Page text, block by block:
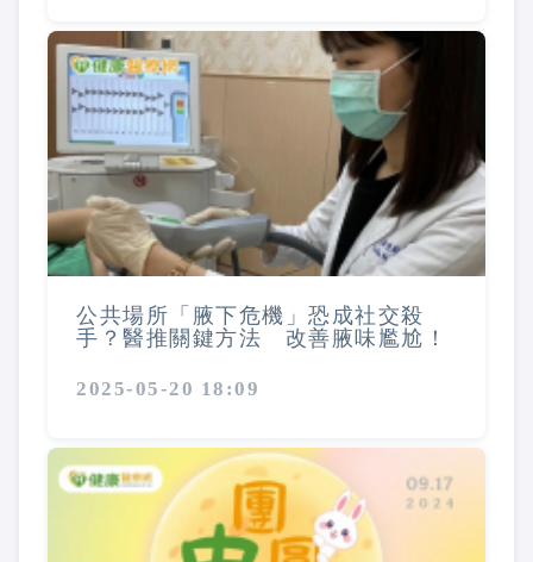
公共場所「腋下危機」恐成社交殺
手？醫推關鍵方法 改善腋味尷尬！
2025-05-20 18:09